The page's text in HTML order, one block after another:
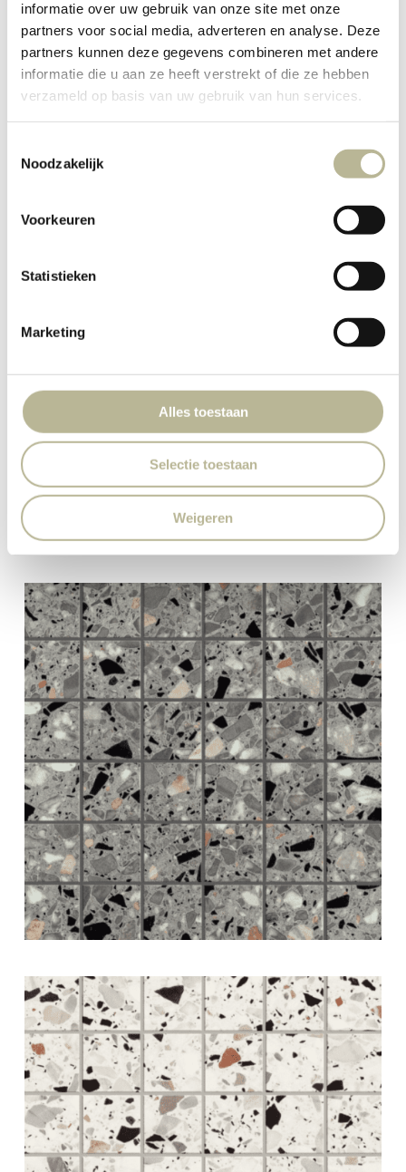
informatie over uw gebruik van onze site met onze
partners voor social media, adverteren en analyse. Deze
partners kunnen deze gegevens combineren met andere
informatie die u aan ze heeft verstrekt of die ze hebben
verzameld op basis van uw gebruik van hun services.
Noodzakelijk
Voorkeuren
Statistieken
Marketing
Alles toestaan
Selectie toestaan
Weigeren